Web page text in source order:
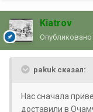
Kiatrov
Опубликовано
pakuk сказал:
Нас сначала
доставили в